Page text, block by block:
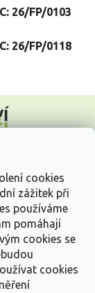
cookies
zážitek při
používáme
pomáhají
cookies se
cookies
26/FP/0103
26/FP/0118